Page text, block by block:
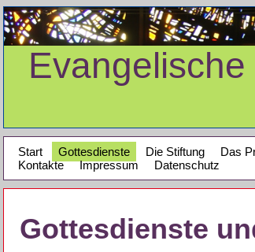
Start Gottesdienste Die Stiftung Das
Kontakte
Impressum Datenschutz
Gottesdienste